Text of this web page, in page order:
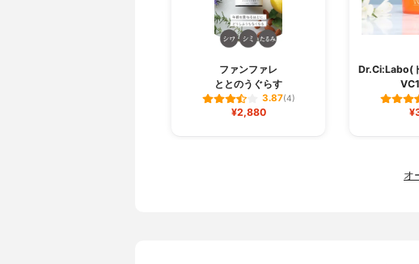
ファンファレ
ととのうぐらす
3.87(4)
¥2,880
Dr.Ci:Labo(
オ